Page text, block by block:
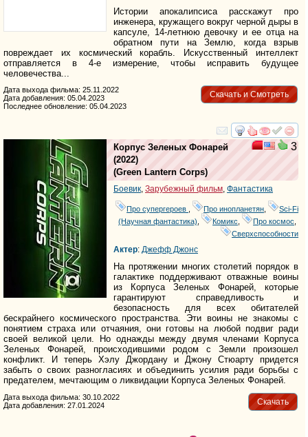
Истории апокалипсиса расскажут про
инженера, кружащего вокруг черной дыры в
капсуле, 14-летнюю девочку и ее отца на
обратном пути на Землю, когда взрыв
повреждает их космический корабль. Искусственный интеллект
отправляется в 4-е измерение, чтобы исправить будущее
человечества...
Скачать и Смотреть
Дата выхода фильма: 25.11.2022
Дата добавления: 05.04.2023
Последнее обновление: 05.04.2023
смотреть
3
Корпус Зеленых Фонарей
(2022)
(Green Lantern Corps)
Боевик, Зарубежный фильм, Фантастика
Про супергероев Про инопланетян
Sci-Fi
(Научная фантастика)
Комикс Про космос
Сверхспособности
Актер: Джефф Джонс
На протяжении многих столетий порядок в
галактике поддерживают отважные воины
из Корпуса Зеленых Фонарей, которые
гарантируют справедливость и
безопасность для всех обитателей
бескрайнего космического пространства. Эти воины не знакомы с
понятием страха или отчаяния, они готовы на любой подвиг ради
своей великой цели. Но однажды между двумя членами Корпуса
Зеленых Фонарей, происходившими родом с Земли произошел
конфликт. И теперь Хэлу Джордану и Джону Стюарту придется
забыть о своих разногласиях и объединить усилия ради борьбы с
предателем, мечтающим о ликвидации Корпуса Зеленых Фонарей.
Скачать
Дата выхода фильма: 30.10.2022
Дата добавления: 27.01.2024